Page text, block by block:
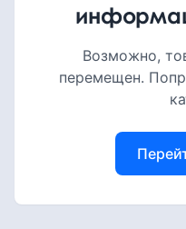
Возможно,
перемещен.